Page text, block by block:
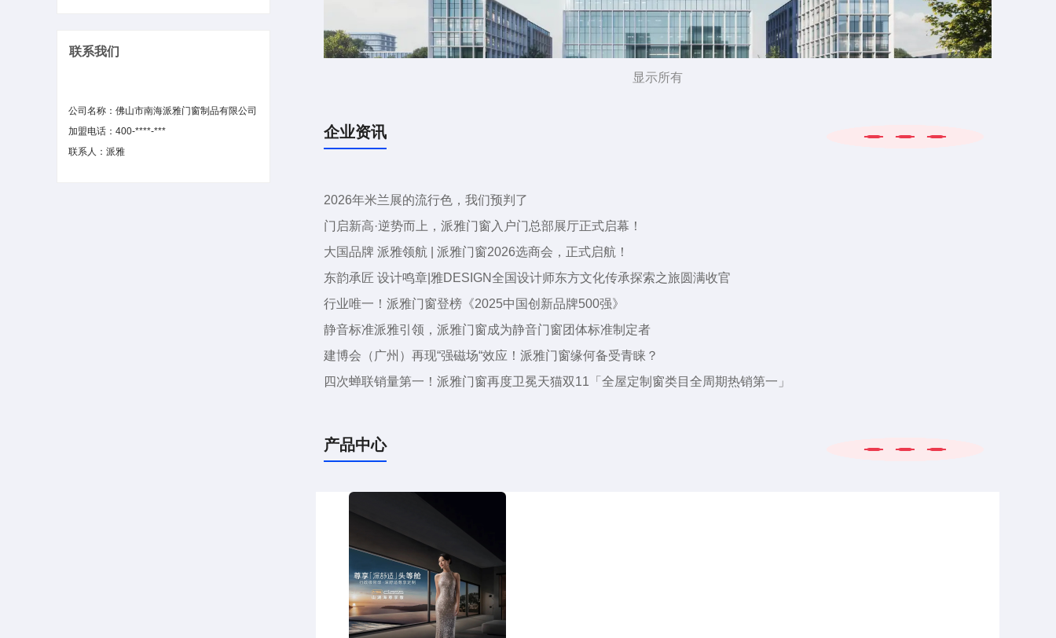
联系我们
公司名称：佛山市南海派雅门窗制品有限公司
加盟电话：400-****-***
联系人：派雅
2021年12月，获评“高新技术企业”
2022年，当选为广东省门业协会长单位 ，被授予“30年门窗行业特别贡献奖” 和“30年门窗科技标杆企业”
2022年，入选CCTV《大国品牌》
2023年 推出全新战略主张——「深舒适」人居头等舱。
2024年 发布“派雅高端战略3.0”，成立「深舒适」门窗研究院 。
企业文化
前，已累计为全球数千万家庭提供高端全屋门窗定制，以30余年对高端门窗定制的专注与坚持，向成为世界级的中国门窗
显示所有
企业资讯
2026年米兰展的流行色，我们预判了
门启新高·逆势而上，派雅门窗入户门总部展厅正式启幕！
大国品牌 派雅领航 | 派雅门窗2026选商会，正式启航！
东韵承匠 设计鸣章|雅DESIGN全国设计师东方文化传承探索之旅圆满收官
行业唯一！派雅门窗登榜《2025中国创新品牌500强》
静音标准派雅引领，派雅门窗成为静音门窗团体标准制定者
建博会（广州）再现“强磁场“效应！派雅门窗缘何备受青睐？
四次蝉联销量第一！派雅门窗再度卫冕天猫双11「全屋定制窗类目全周期热销第一」
产品中心